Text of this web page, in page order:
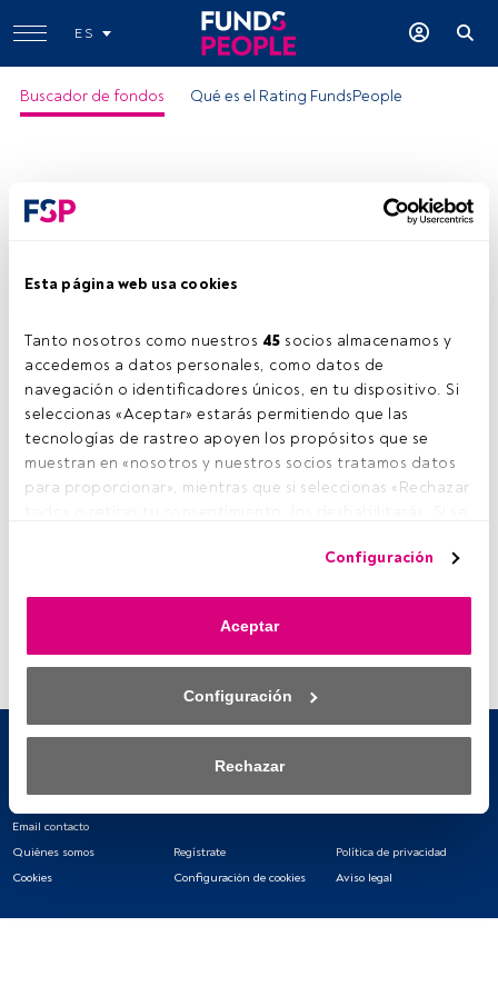
Esta página web usa cookies
Tanto nosotros como nuestros 45 socios almacenamos y
accedemos a datos personales, como datos de
navegación o identificadores únicos, en tu dispositivo. Si
seleccionas «Aceptar» estarás permitiendo que las
tecnologías de rastreo apoyen los propósitos que se
muestran en «nosotros y nuestros socios tratamos datos
para proporcionar», mientras que si seleccionas «Rechazar
anuncios que ves podrían dejar de ser relevantes para ti.
momento haciendo clic en el enlace «Preferencias de
privacidad» que aparece en la parte inferior de la página
la izquierda de la página web). Tus opciones tendrán
saber más, consulta nuestra política de privacidad.
datos para proporcionar:
activamente las características del dispositivo para su
identificación. Almacenar la información en un dispositivo
Configuración
Aceptar
Configuración
Rechazar
ES
Buscador de fondos Qué es el Rating FundsPeople
Email contacto
Quiénes somos
Regístrate
Política de privacidad
Cookies
Configuración de cookies Aviso legal